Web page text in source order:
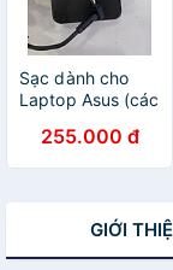
Sạc dành cho
Laptop Asus (các
45W- Chân nhỏ
4.0mm*1.35mm
255.000 đ
GIỚI